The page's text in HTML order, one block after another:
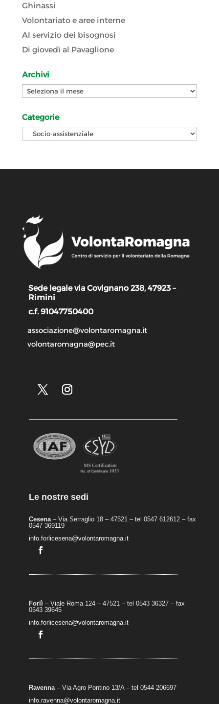
Ghinassi
Volontariato e aree interne
Al servizio dei bisognosi
Di giovedì al Pavaglione
Archivi
Archivi
Categorie
Categorie
Sede legale via Covignano 238, 47923 –
Rimini
c.f. 91047750400
associazione@volontaromagna.it
volontaromagna@pec.it
Le nostre sedi
Cesena– Via Serraglio 18 – 47521 – tel 0547 612612 – fax
0547 369119
info.forlicesena@volontaromagna.it
Forlì – Viale Roma 124 – 47521 – tel 0543 36327 – fax
0543 39645
info.forlicesena@volontaromagna.it
Ravenna– Via Agro Pontino 13/A– tel 0544 206697
info.ravenna@volontaromagna.it